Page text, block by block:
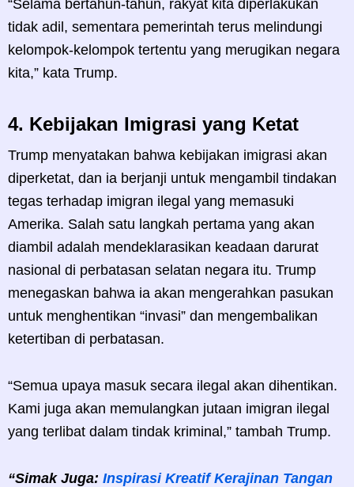
“Selama bertahun-tahun, rakyat kita diperlakukan
tidak adil, sementara pemerintah terus melindungi
kelompok-kelompok tertentu yang merugikan negara
kita,” kata Trump.
4. Kebijakan Imigrasi yang Ketat
Trump menyatakan bahwa kebijakan imigrasi akan
diperketat, dan ia berjanji untuk mengambil tindakan
tegas terhadap imigran ilegal yang memasuki
Amerika. Salah satu langkah pertama yang akan
diambil adalah mendeklarasikan keadaan darurat
nasional di perbatasan selatan negara itu. Trump
menegaskan bahwa ia akan mengerahkan pasukan
untuk menghentikan “invasi” dan mengembalikan
ketertiban di perbatasan.
“Semua upaya masuk secara ilegal akan dihentikan.
Kami juga akan memulangkan jutaan imigran ilegal
yang terlibat dalam tindak kriminal,” tambah Trump.
“Simak Juga: Inspirasi Kreatif Kerajinan Tangan